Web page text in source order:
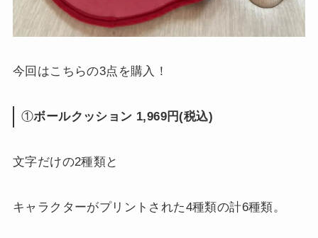
今回はこちらの3点を購入！
①ボールクッション 1,969円(税込)
文字だけの2種類と
キャラクターがプリントされた4種類の計6種類。